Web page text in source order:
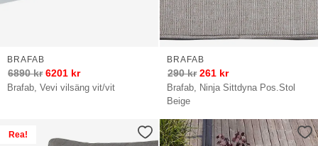
Brafab, Vevi vilsäng vit/vit
BRAFAB
6890kr 6201 kr
Brafab, Ninja Sittdyna Pos.Stol
Beige
BRAFAB
290kr 261 kr
Rea!